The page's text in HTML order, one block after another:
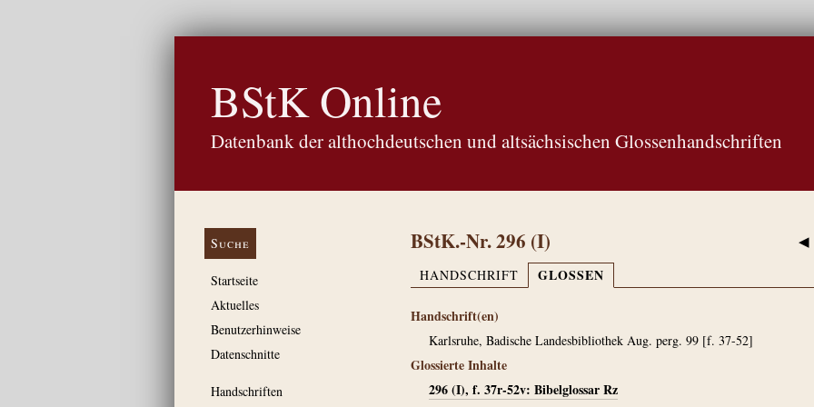
BStK Online
Datenbank der althochdeutschen und altsächsischen Glossenhandschriften
Suche
Startseite
Aktuelles
Benutzerhinweise
Datenschnitte
Handschriften
◀
BStK.-Nr. 296 (I)
HANDSCHRIFT GLOSSEN
Handschrift(en)
Karlsruhe, Badische Landesbibliothek Aug. perg. 99 [f. 37-52]
Glossierte Inhalte
296 (I), f. 37r-52v: Bibelglossar Rz